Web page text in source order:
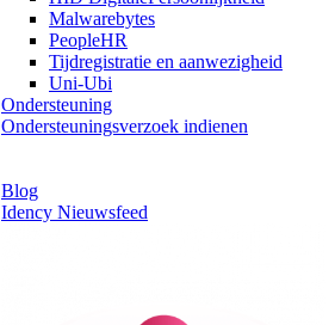
Malwarebytes
PeopleHR
Tijdregistratie en aanwezigheid
Uni-Ubi
Ondersteuning
Ondersteuningsverzoek indienen
Blog
Idency Nieuwsfeed